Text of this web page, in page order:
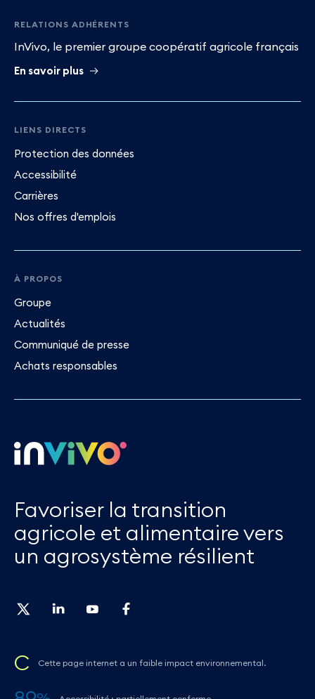
de
page
RELATIONS ADHÉRENTS
InVivo, le premier groupe coopératif agricole français
En savoir plus
LIENS DIRECTS
Protection des données
Accessibilité
Carrières
Nos offres d'emplois
À PROPOS
Groupe
Actualités
Communiqué de presse
Achats responsables
Favoriser la transition
agricole et alimentaire vers
un agrosystème résilient
C Cette page internet a un faible impact environnemental.